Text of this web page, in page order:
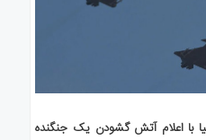
با اعلام آتش گشودن یک جنگنده